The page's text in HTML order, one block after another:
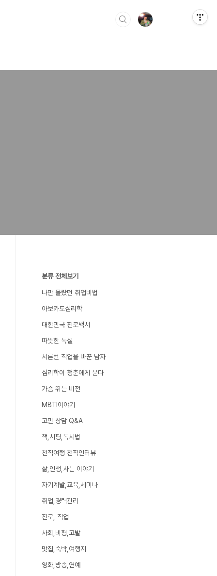
분류 전체보기
나만 몰랐던 취업비법
아보카도심리학
대한민국 진로백서
따뜻한 독설
서른번 직업을 바꾼 남자
심리학이 청춘에게 묻다
가슴 뛰는 비전
MBTI이야기
고민 상담 Q&A
책,서평,독서법
천직여행 천직인터뷰
삶,인생,사는 이야기
자기계발,교육,세미나
취업,경력관리
진로, 직업
사회,비평,고발
맛집,숙박,여행지
영화,방송,연예